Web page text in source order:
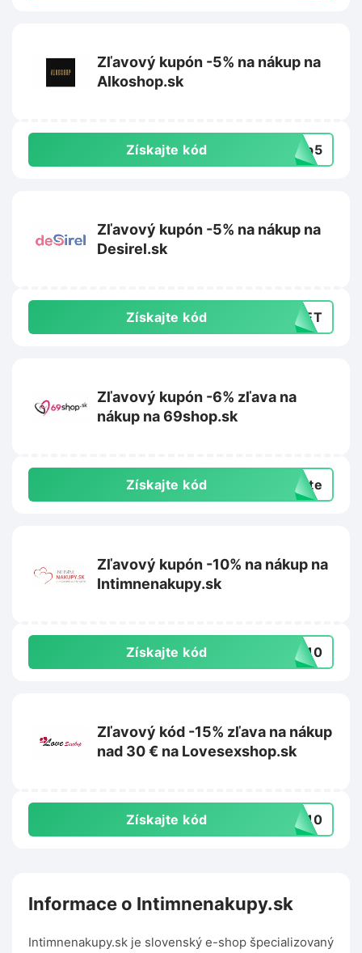
Zľavový kupón -5% na nákup na
Alkoshop.sk
Získajte kód hop5
Zľavový kupón -5% na nákup na
Desirel.sk
Získajte kód DNET
Zľavový kupón -6% zľava na
nákup na 69shop.sk
Získajte kód exte
Zľavový kupón -10% na nákup na
Intimnenakupy.sk
Získajte kód MO10
Zľavový kód -15% zľava na nákup
nad 30 € na Lovesexshop.sk
Získajte kód IK10
Informace o Intimnenakupy.sk
Intimnenakupy.sk je slovenský e-shop špecializovaný